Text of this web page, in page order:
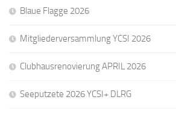
Blaue Flagge 2026
Mitgliederversammlung YCSI 2026
Clubhausrenovierung APRIL 2026
Seeputzete 2026 YCSI+ DLRG